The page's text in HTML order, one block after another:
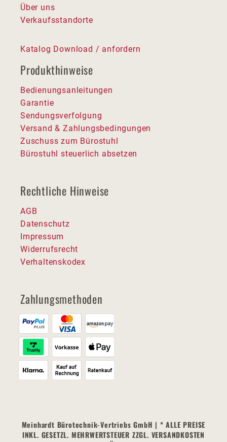
Über uns
Verkaufsstandorte
Katalog Download / anfordern
Produkthinweise
Bedienungsanleitungen
Garantie
Sendungsverfolgung
Versand & Zahlungsbedingungen
Zuschuss zum Bürostuhl
Bürostuhl steuerlich absetzen
Rechtliche Hinweise
AGB
Datenschutz
Impressum
Widerrufsrecht
Verhaltenskodex
Zahlungsmethoden
Meinhardt Bürotechnik-Vertriebs GmbH | * ALLE PREISE
INKL. GESETZL. MEHRWERTSTEUER ZZGL. VERSANDKOSTEN